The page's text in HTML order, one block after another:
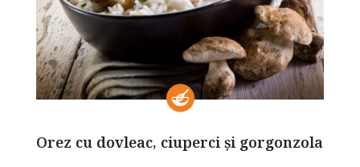
Orez cu dovleac, ciuperci și gorgonzola